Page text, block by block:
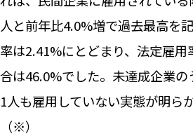
人と前年比4.0%増で過去最高を
率は2.41%にとどまり、法定雇
合は46.0%でした。未達成企業
1人も雇用していない実態が明ら
（※）